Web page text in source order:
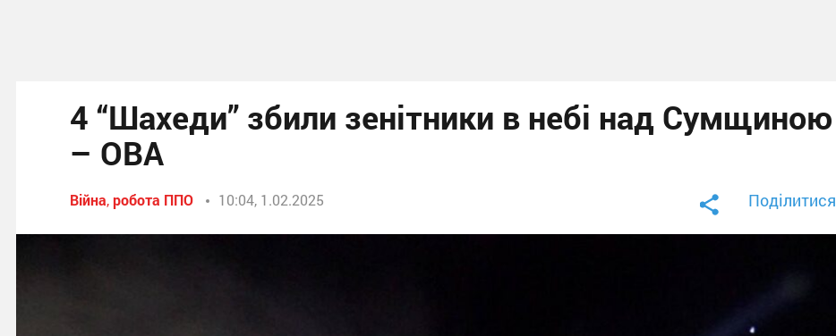
4 “Шахеди” збили зенітники в небі над Сумщиною
– ОВА
Війна,робота ППО 10:04, 1.02.2025 Поділитися